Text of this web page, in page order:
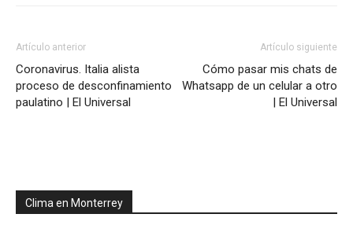
Artículo anterior
Coronavirus. Italia alista
proceso de desconfinamiento
paulatino | El Universal
Artículo siguiente
Cómo pasar mis chats de
Whatsapp de un celular a otro
| El Universal
Clima en Monterrey